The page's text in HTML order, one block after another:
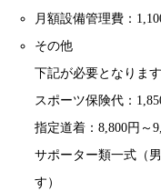
月額設備管理費：
その他
下記が必要となります
スポーツ保険代：
指定道着：8,800円～
サポーター類一式（
す）